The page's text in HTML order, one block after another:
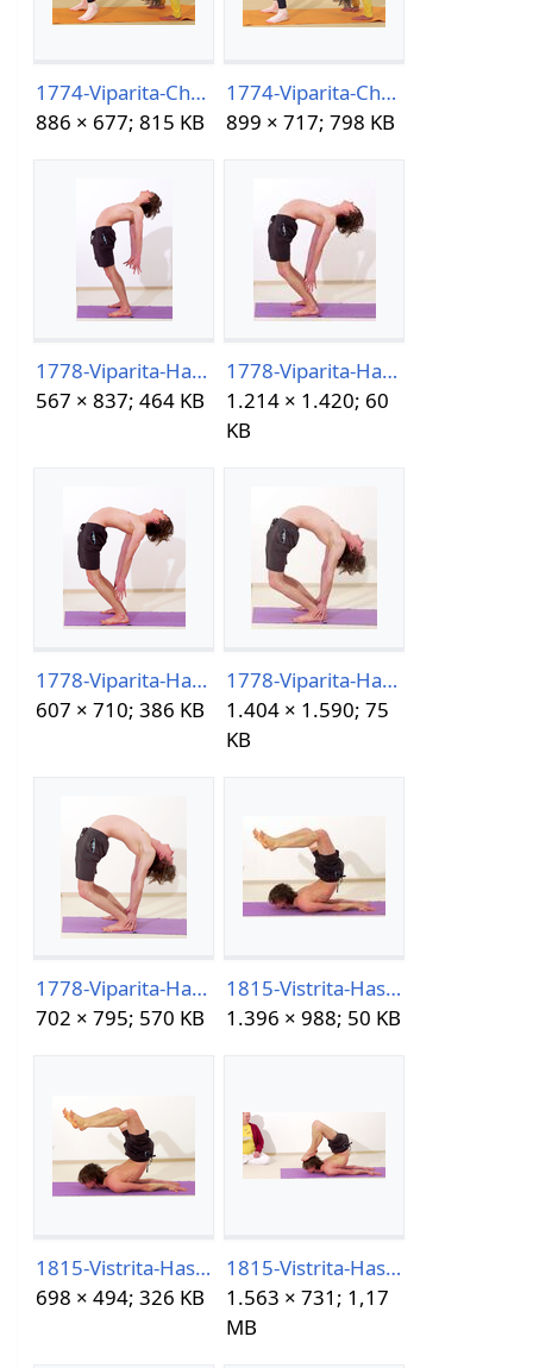
1774-Viparita-Chakrasana05-30-13h24m07s711.png
886 × 677; 815 KB
1774-Viparita-Chakrasana05-30-13h24m19s342.png
899 × 717; 798 KB
1778-Viparita-Hasta-Padasana.png
567 × 837; 464 KB
1778-Viparita-Hasta-Padasana05-30-13h29m06s893.jpg
1.214 × 1.420; 60
KB
1778-Viparita-Hasta-Padasana05-30-13h29m06s893.png
607 × 710; 386 KB
1778-Viparita-Hasta-Padasana05-30-13h29m21s148.jpg
1.404 × 1.590; 75
KB
1778-Viparita-Hasta-Padasana05-30-13h29m21s148.png
702 × 795; 570 KB
1815-Vistrita-Hasta-Pada-Chakrasana.jpg
1.396 × 988; 50 KB
1815-Vistrita-Hasta-Pada-Chakrasana.png
698 × 494; 326 KB
1815-Vistrita-Hasta-Pada-Chakrasana05-30-14h17m34s636.png
1.563 × 731; 1,17
MB